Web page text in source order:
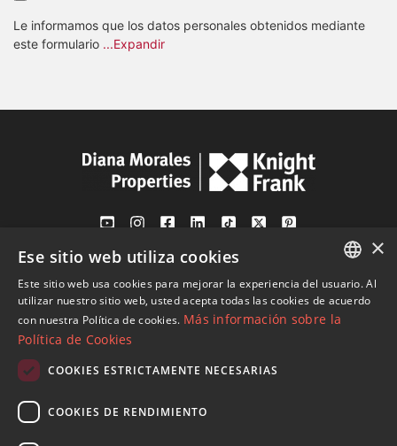
Le informamos que los datos personales obtenidos mediante
este formulario ...Expandir
Av. Canovas del Castillo 4
1st Floor, Office 3
29601 Marbella
Ver en mapa
Tel:+34 952 765 138
ENGLISH
SPANISH
×
Ese sitio web utiliza cookies
Este sitio web usa cookies para mejorar la experiencia del usuario. Al
utilizar nuestro sitio web, usted acepta todas las cookies de acuerdo
con nuestra Política de cookies. Más información sobre la
Política de Cookies
COOKIES ESTRICTAMENTE NECESARIAS
COOKIES DE RENDIMIENTO